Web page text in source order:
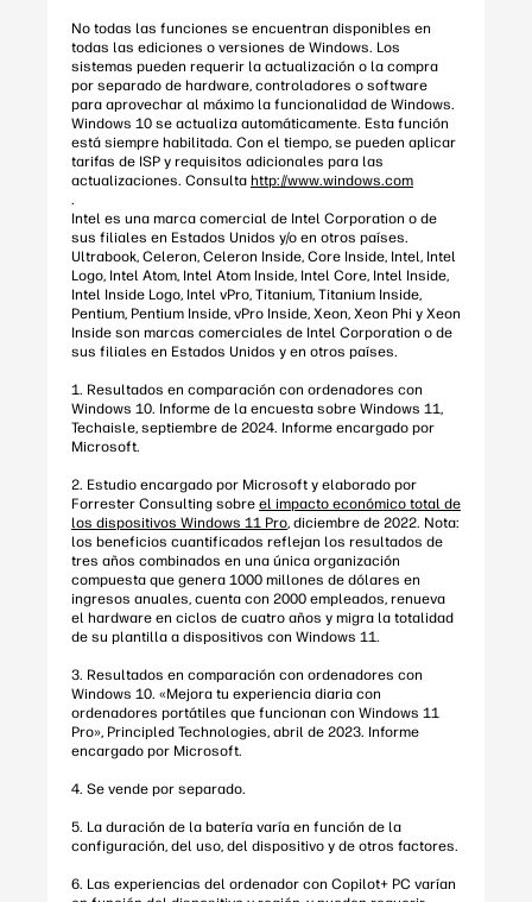
No todas las funciones se encuentran disponibles en
todas las ediciones o versiones de Windows. Los
sistemas pueden requerir la actualización o la compra
por separado de hardware, controladores o software
para aprovechar al máximo la funcionalidad de Windows.
Windows 10 se actualiza automáticamente. Esta función
está siempre habilitada. Con el tiempo, se pueden aplicar
tarifas de ISP y requisitos adicionales para las
actualizaciones. Consulta http://www.windows.com
.
Intel es una marca comercial de Intel Corporation o de
sus filiales en Estados Unidos y/o en otros países.
Ultrabook, Celeron, Celeron Inside, Core Inside, Intel, Intel
Logo, Intel Atom, Intel Atom Inside, Intel Core, Intel Inside,
Intel Inside Logo, Intel vPro, Titanium, Titanium Inside,
Pentium, Pentium Inside, vPro Inside, Xeon, Xeon Phi y Xeon
Inside son marcas comerciales de Intel Corporation o de
sus filiales en Estados Unidos y en otros países.
1. Resultados en comparación con ordenadores con
Windows 10. Informe de la encuesta sobre Windows 11,
Techaisle, septiembre de 2024. Informe encargado por
Microsoft.
2. Estudio encargado por Microsoft y elaborado por
Forrester Consulting sobre el impacto económico total de
los dispositivos Windows 11 Pro, diciembre de 2022. Nota:
los beneficios cuantificados reflejan los resultados de
tres años combinados en una única organización
compuesta que genera 1000 millones de dólares en
ingresos anuales, cuenta con 2000 empleados, renueva
el hardware en ciclos de cuatro años y migra la totalidad
de su plantilla a dispositivos con Windows 11.
3. Resultados en comparación con ordenadores con
Windows 10. «Mejora tu experiencia diaria con
ordenadores portátiles que funcionan con Windows 11
Pro», Principled Technologies, abril de 2023. Informe
encargado por Microsoft.
4. Se vende por separado.
5. La duración de la batería varía en función de la
configuración, del uso, del dispositivo y de otros factores.
6. Las experiencias del ordenador con Copilot+ PC varían